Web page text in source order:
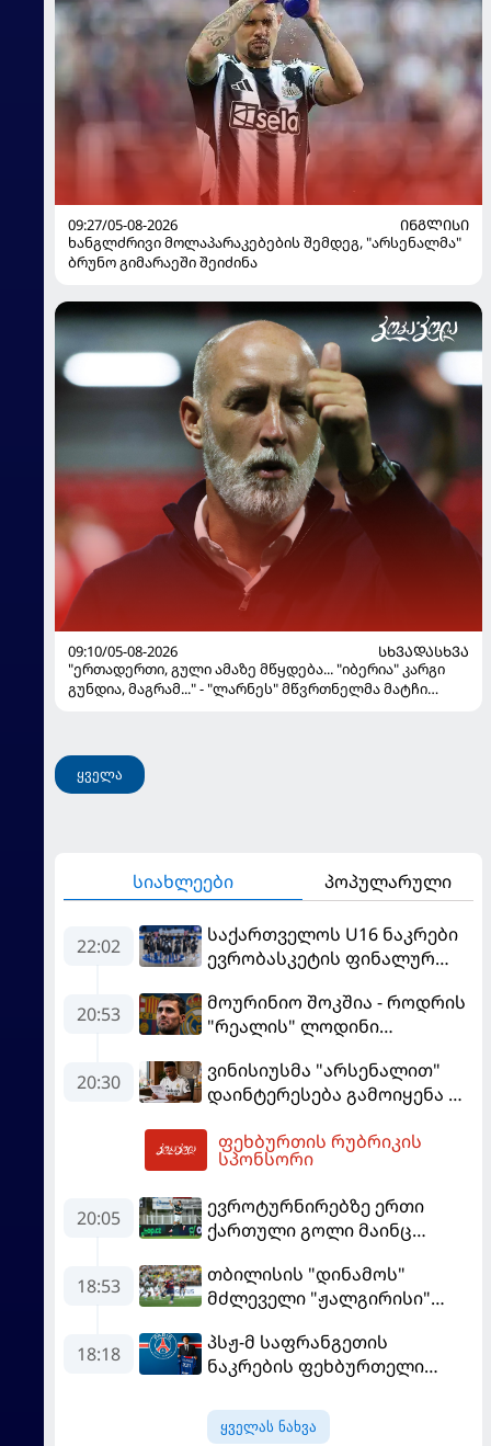
09:27/05-08-2026
ᲘᲜᲒᲚᲘᲡᲘ
ხანგლძრივი მოლაპარაკებების შემდეგ, "არსენალმა"
ბრუნო გიმარაეში შეიძინა
09:10/05-08-2026
ᲡᲮᲕᲐᲓᲐᲡᲮᲕᲐ
"ერთადერთი, გული ამაზე მწყდება... "იბერია" კარგი
გუნდია, მაგრამ..." - "ლარნეს" მწვრთნელმა მატჩი
ყველა
სიახლეები პოპულარული
22:02
საქართველოს U16 ნაკრები
ევრობასკეტის ფინალურ
ასპარეზობას იწყებს
20:53
მოურინიო შოკშია - როდრის
"რეალის" ლოდინი
"ბარსელონაში" გადადის
20:30
ვინისიუსმა "არსენალით"
დაინტერესება გამოიყენა და
მომგებიანად გააგრძელა
ფეხბურთის რუბრიკის
სპონსორი
20:05
ევროტურნირებზე ერთი
ქართული გოლი მაინც
18:53
თბილისის "დინამოს"
მძლეველი "ჟალგირისი"
განადგურდა
18:18
პსჟ-მ საფრანგეთის
ნაკრების ფეხბურთელი
ყველას ნახვა